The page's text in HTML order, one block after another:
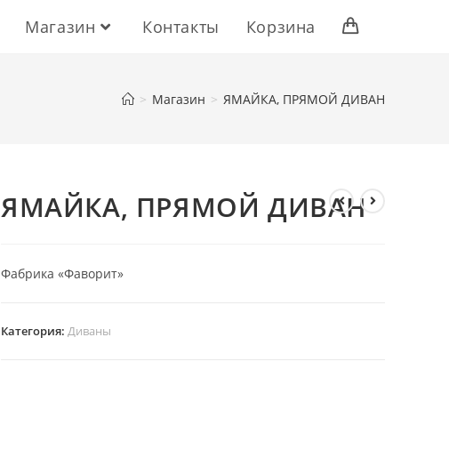
Магазин Контакты Корзина
> Магазин > ЯМАЙКА, ПРЯМОЙ ДИВАН
ЯМАЙКА, ПРЯМОЙ ДИВАН
Фабрика «Фаворит»
Категория: Диваны